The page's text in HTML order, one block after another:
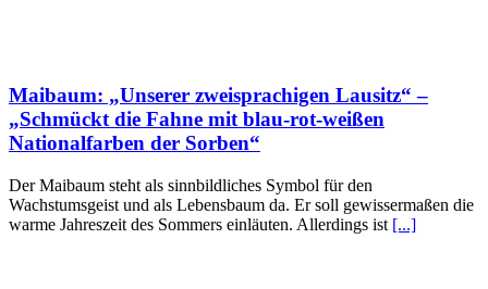
Maibaum: „Unserer zweisprachigen Lausitz“ –
„Schmückt die Fahne mit blau-rot-weißen
Nationalfarben der Sorben“
Der Maibaum steht als sinnbildliches Symbol für den
Wachstumsgeist und als Lebensbaum da. Er soll gewissermaßen die
warme Jahreszeit des Sommers einläuten. Allerdings ist [...]